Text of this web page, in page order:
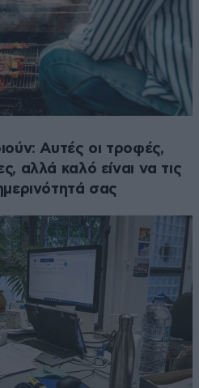
Αυτές οι τροφές,
αλλά καλό είναι να τις
σας